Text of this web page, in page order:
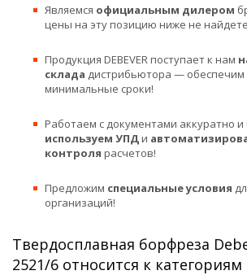
Являемся официальным дилером
цены на эту позицию ниже не
Продукция DEBEVER поступает к нам
склада дистрибьютора — обеспечим
минимальные сроки!
Работаем с документами аккуратно
используем УПДи
контроля расчетов!
Предложим специальные условия
организаций!
Твердосплавная борфреза
2521/6 относится к категориям